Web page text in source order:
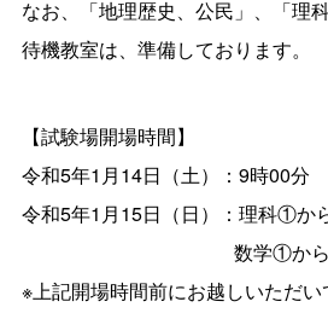
なお、「地理歴史、公民」、「理
待機教室は、準備しております。
【試験場開場時間】
令和5年1月14日（土）：9時00分
令和5年1月15日（日）：理科①
数学①からの受験
※上記開場時間前にお越しいただ